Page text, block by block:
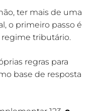
ter mais de uma
o primeiro passo é
regime tributário.
regras para
base de resposta